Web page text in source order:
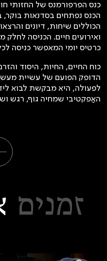
הכנס נפתחים בסדנאות בוקר,
הכוללים שיחות, דיונים
ואירועים חיים. הכניסה
כרטיס יומי המאפשר כניסה
כוח החיים, החיות, היסוד
הדופק הפועם של עשיית
לפעולה, היא מבקשת לבוא
האַפקטיבי שמחיה גוף, רגש
זמנים